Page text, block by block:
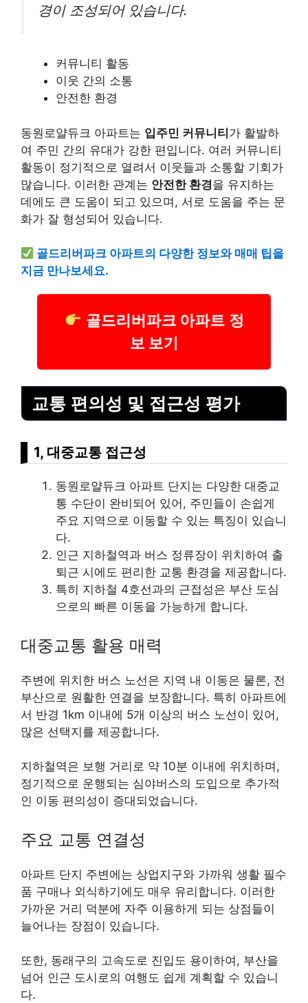
경이 조성되어 있습니다.
커뮤니티 활동
이웃 간의 소통
안전한 환경
동원로얄듀크 아파트는 입주민 커뮤니티가 활발하
여 주민 간의 유대가 강한 편입니다. 여러 커뮤니티
활동이 정기적으로 열려서 이웃들과 소통할 기회가
많습니다. 이러한 관계는 안전한 환경을 유지하는
데에도 큰 도움이 되고 있으며, 서로 도움을 주는 문
화가 잘 형성되어 있습니다.
골드리버파크 아파트의 다양한 정보와 매매 팁을
지금 만나보세요.
골드리버파크 아파트 정
보 보기
교통 편의성 및 접근성 평가
1, 대중교통 접근성
동원로얄듀크 아파트 단지는 다양한 대중교
통 수단이 완비되어 있어, 주민들이 손쉽게
주요 지역으로 이동할 수 있는 특징이 있습니
다.
인근 지하철역과 버스 정류장이 위치하여 출
퇴근 시에도 편리한 교통 환경을 제공합니다.
특히 지하철 4호선과의 근접성은 부산 도심
으로의 빠른 이동을 가능하게 합니다.
대중교통 활용 매력
주변에 위치한 버스 노선은 지역 내 이동은 물론, 전
부산으로 원활한 연결을 보장합니다. 특히 아파트에
서 반경 1km 이내에 5개 이상의 버스 노선이 있어,
많은 선택지를 제공합니다.
지하철역은 보행 거리로 약 10분 이내에 위치하며,
정기적으로 운행되는 심야버스의 도입으로 추가적
인 이동 편의성이 증대되었습니다.
주요 교통 연결성
아파트 단지 주변에는 상업지구와 가까워 생활 필수
품 구매나 외식하기에도 매우 유리합니다. 이러한
가까운 거리 덕분에 자주 이용하게 되는 상점들이
늘어나는 장점이 있습니다.
또한, 동래구의 고속도로 진입도 용이하여, 부산을
넘어 인근 도시로의 여행도 쉽게 계획할 수 있습니
다.